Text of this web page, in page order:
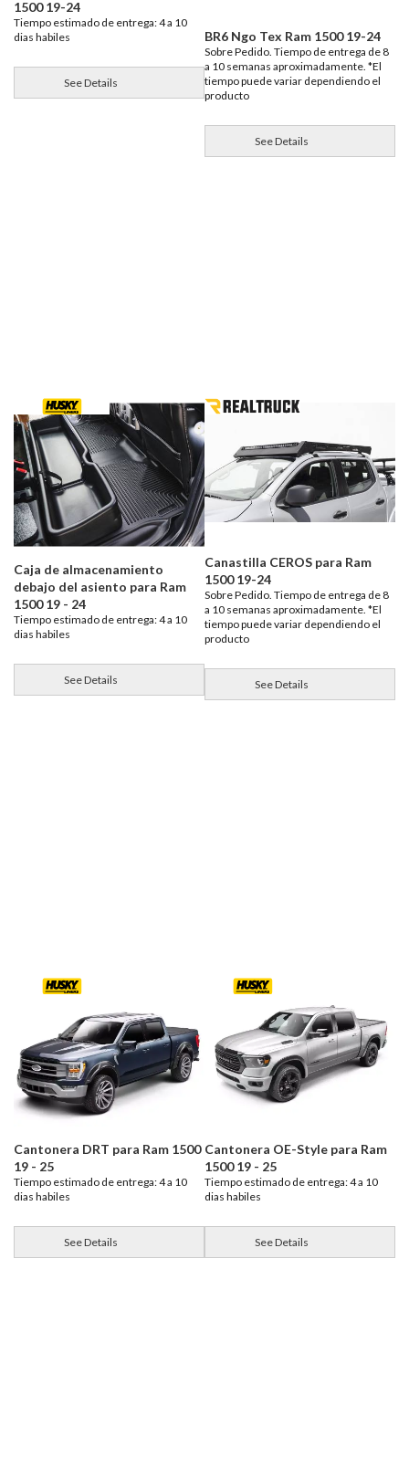
1500 19-24
Tiempo estimado de entrega: 4 a 10
dias habiles
See Details
BR6 Ngo Tex Ram 1500 19-24
Sobre Pedido. Tiempo de entrega de 8
a 10 semanas aproximadamente. *El
tiempo puede variar dependiendo el
producto
See Details
Caja de almacenamiento
debajo del asiento para Ram
1500 19 - 24
Tiempo estimado de entrega: 4 a 10
dias habiles
See Details
Canastilla CEROS para Ram
1500 19-24
Sobre Pedido. Tiempo de entrega de 8
a 10 semanas aproximadamente. *El
tiempo puede variar dependiendo el
producto
See Details
Cantonera DRT para Ram 1500
19 - 25
Tiempo estimado de entrega: 4 a 10
dias habiles
See Details
Cantonera OE-Style para Ram
1500 19 - 25
Tiempo estimado de entrega: 4 a 10
dias habiles
See Details